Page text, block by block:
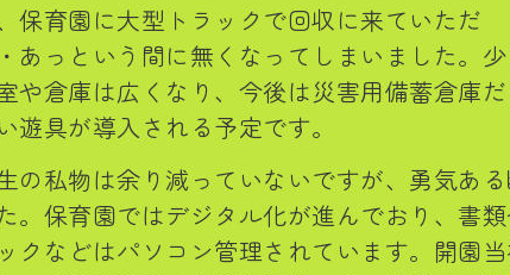
保育園に大型トラックで回収に来ていただ
あっという間に無くなってしまいました。
や倉庫は広くなり、今後は災害用備蓄倉庫
遊具が導入される予定です。
の私物は余り減っていないですが、勇気あ
。保育園ではデジタル化が進んでおり、書
クなどはパソコン管理されています。開園